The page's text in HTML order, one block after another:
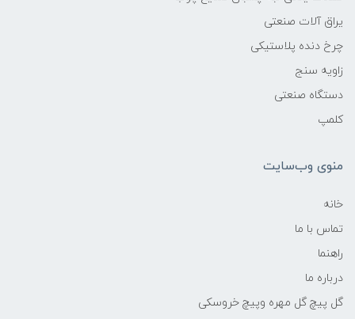
یراق آلات صنعتی
چرخ دنده پلاستیکی
زاویه سنج
دستگاه صنعتی
کلمپ
منوی وب‌سایت
خانه
تماس با ما
راهنما
درباره ما
گل پیچ گل مهره وپیچ خروسکی